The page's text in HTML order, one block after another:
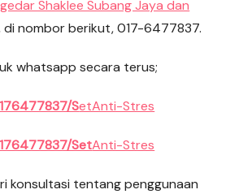
Shaklee Subang Jaya dan
di nombor berikut, 017-6477837.
whatsapp secara terus;
SetAnti-Stres
SetAnti-Stres
konsultasi tentang penggunaan